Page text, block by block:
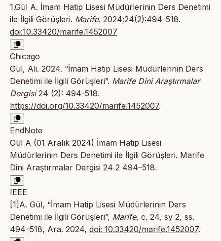
1.Gül A. İmam Hatip Lisesi Müdürlerinin Ders Denetimi
ile İlgili Görüşleri. Marife. 2024;24(2):494-518.
doi:10.33420/marife.1452007
Chicago
Gül, Ali. 2024. “İmam Hatip Lisesi Müdürlerinin Ders
Denetimi ile İlgili Görüşleri”. Marife Dini Araştırmalar
Dergisi24 (2): 494-518.
https://doi.org/10.33420/marife.1452007.
EndNote
Gül A (01 Aralık 2024) İmam Hatip Lisesi
Müdürlerinin Ders Denetimi ile İlgili Görüşleri. Marife
Dini Araştırmalar Dergisi 24 2 494–518.
IEEE
[1]A. Gül, “İmam Hatip Lisesi Müdürlerinin Ders
Denetimi ile İlgili Görüşleri”, Marife, c. 24, sy 2, ss.
494–518, Ara. 2024, doi: 10.33420/marife.1452007.